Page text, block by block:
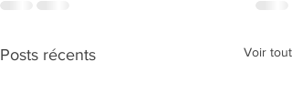
Posts récents Voir tout